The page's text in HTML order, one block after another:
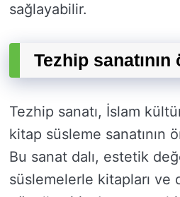
sağlayabilir.
Tezhip
Tezhip sanatı, İslam
kitap süsleme sanatının
Bu sanat dalı, estetik
süslemelerle kitapları ve